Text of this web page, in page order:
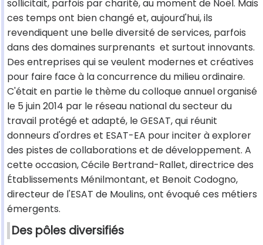
sollicitait, parfois par charité, au moment de Noël. Mais
ces temps ont bien changé et, aujourd'hui, ils
revendiquent une belle diversité de services, parfois
dans des domaines surprenants et surtout innovants.
Des entreprises qui se veulent modernes et créatives
pour faire face à la concurrence du milieu ordinaire.
C'était en partie le thème du colloque annuel organisé
le 5 juin 2014 par le réseau national du secteur du
travail protégé et adapté, le GESAT, qui réunit
donneurs d'ordres et ESAT-EA pour inciter à explorer
des pistes de collaborations et de développement. A
cette occasion, Cécile Bertrand-Rallet, directrice des
Établissements Ménilmontant, et Benoit Codogno,
directeur de l'ESAT de Moulins, ont évoqué ces métiers
émergents.
Des pôles diversifiés